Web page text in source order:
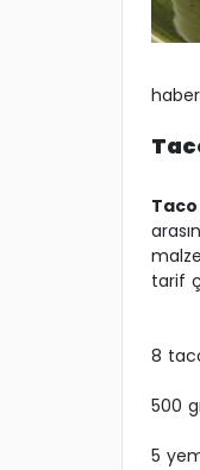
tarif
8
500
5